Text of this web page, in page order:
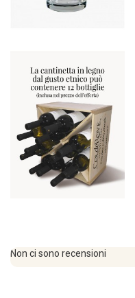
Non ci sono recensioni